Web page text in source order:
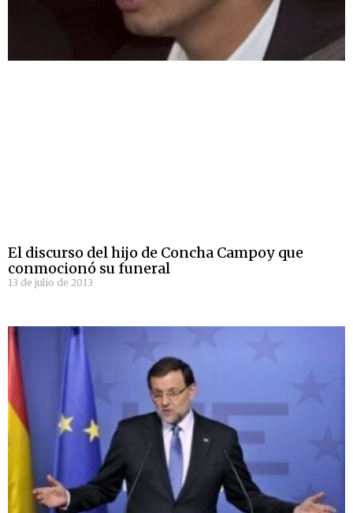
El discurso del hijo de Concha Campoy que
conmocionó su funeral
13 de julio de 2013